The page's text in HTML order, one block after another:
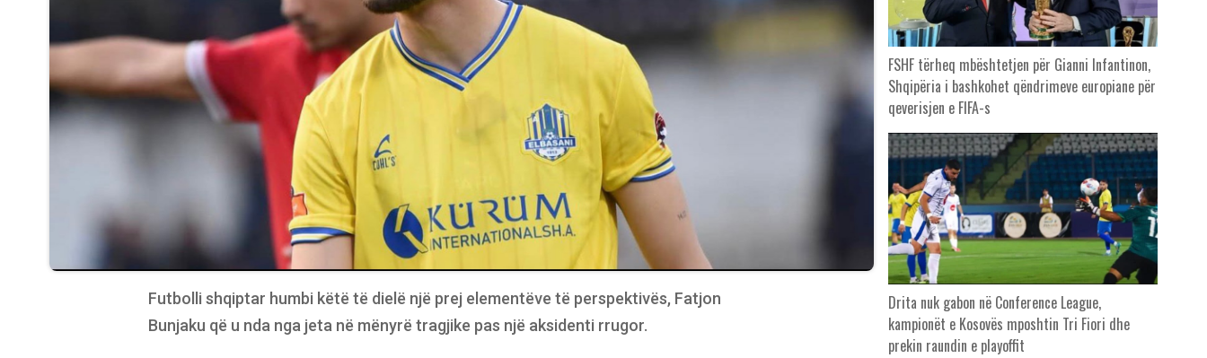
Futbolli shqiptar humbi këtë të dielë një prej elementëve të perspektivës, Fatjon
Bunjaku që u nda nga jeta në mënyrë tragjike pas një aksidenti rrugor.
FSHF tërheq mbështetjen për Gianni Infantinon,
Shqipëria i bashkohet qëndrimeve europiane për
qeverisjen e FIFA-s
Drita nuk gabon në Conference League,
kampionët e Kosovës mposhtin Tri Fiori dhe
prekin raundin e playoffit